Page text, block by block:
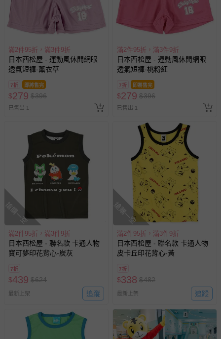
滿2件95折，滿3件9折
日本西松屋 - 運動風休閒網眼
透氣短褲-薰衣草
7折 即將售完
$279 $396
已售出 1
滿2件95折，滿3件9折
日本西松屋 - 運動風休閒網眼
透氣短褲-桃粉紅
7折 即將售完
$279 $396
已售出 1
搶購一空
滿2件95折，滿3件9折
日本西松屋 - 聯名款 卡通人物
寶可夢印花背心-炭灰
7折
$439 $624
最新上架 追蹤
搶購一空
滿2件95折，滿3件9折
日本西松屋 - 聯名款 卡通人物
皮卡丘印花背心-黃
7折
$338 $482
最新上架 追蹤